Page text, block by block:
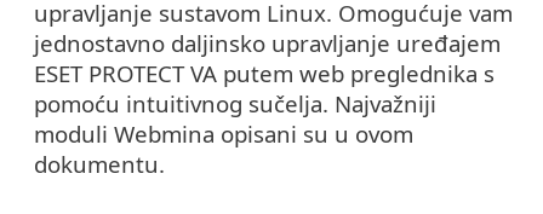
upravljanje sustavom Linux. Omogućuje vam
jednostavno daljinsko upravljanje uređajem
ESET PROTECT VA putem web preglednika s
pomoću intuitivnog sučelja. Najvažniji
moduli Webmina opisani su u ovom
dokumentu.